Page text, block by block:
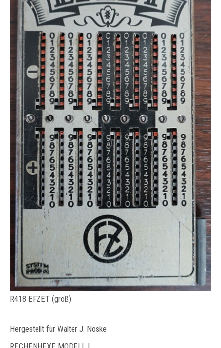
R418 EFZET (groß)
Hergestellt für Walter J. Noske